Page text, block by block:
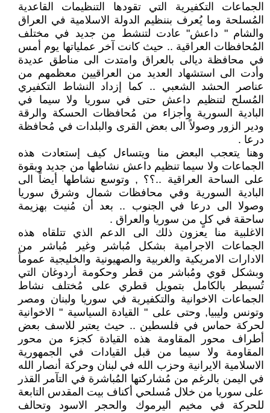
الجماعات التكفيرية التي تقودها التنظيمات القاعدية
المُسلحة وما يُعرف بننظيم الدولة الاسلامية في العراق
والشام " داعش" عادت لتنشط من جديد في مختلف
المُحافظات العراقية .. حيث كانت آخر عملياتها يوم أمس
في محافظة ديالى بالعراق وامتدت الى مناطق عديدة
وأدت الى استشهاد العديد من العراقيين معظمهم من
عناصر الحشد الشعبي .. كما إزداد النشاط التكفيري
المُسلح لتنظيم داعش حتى في سوريا ولا سيما في
البادية السورية وأجزاء من مُحافظات الحسكة والرقة
ودير الزور وصولاً الى بعض القرى والبلدات في مُحافظة
درعا .
وهنا يتعجب البعض منا ويتساءل كيف إستعادت هذه
الجماعات ولا سيما تنظيم داعش نشاطها من جديد وبقوة
على الساحة العراقية ..؟؟ , وتوسع نشاطها أيضاً الى
البادية السورية وفي محافظات شمال وشرق سوريا
وصولا الى درعا في الجنوب .. بعد أن مُنيت بهزيمة
ساحقة في كلٍ من سوريا والعراق .
الاغلبية منا يعزون ذلك الى الدعم الذي تتلقاه هذه
الجماعات الاجرامية بشكل مُباشر وغير مُباشر من
الادارات الامريكية والغربية والصهيونية والخليجية عموماً
وبشكل قوي ومُباشر من قطر وحكومة أردوغان التي
تُسيطر بالكامل بتمويل قطري على مُختلف نشاط
الجماعات الاخوانية والتكفيرية في سوريا ولبنان ومصر
وتونس وليبيا, وحتى على " القيادة السياسية " الاخوانية
لحركة حماس في فلسطين .. حيث يعتبر للاسف بعض
أطراف محور المقاومة هذه القيادة كجزء من محور
المقاومة ولا سيما من قبل القيادات في الجمهورية
الاسلامية الايرانية وحزب الله في لبنان وحركة أنصار الله
في اليمن بالرغم من مُشاركتها المُباشرة في التآمر القذر
على سوريا من خلال مُسلحي أكناف بيت المقدس التابعة
للحركة في مخيم اليرموك والحجر الاسود وتحالف